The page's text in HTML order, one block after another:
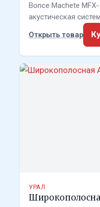
Bonce Machete
акустическая
Открыть товар
УРАЛ